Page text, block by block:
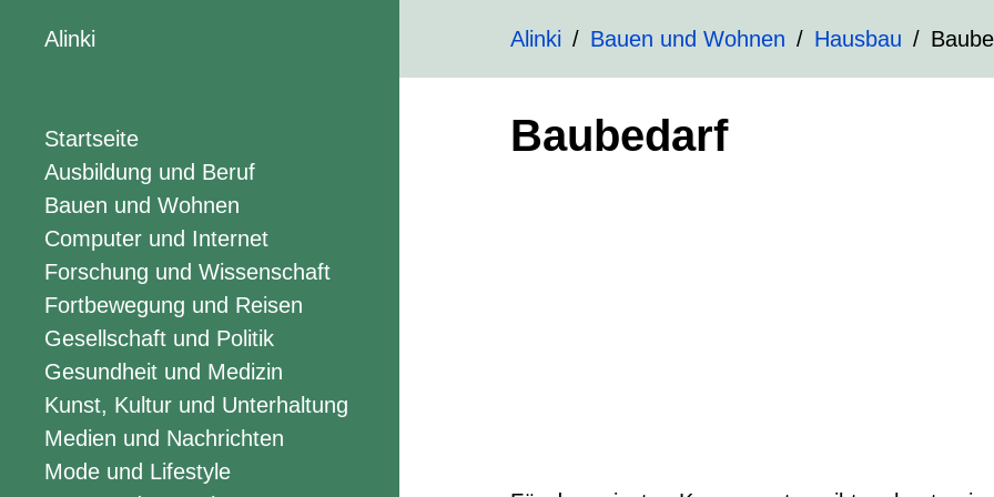
Alinki Alinki Bauen und Wohnen Hausbau
Startseite
Ausbildung und Beruf
Bauen und Wohnen
Computer und Internet
Forschung und Wissenschaft
Fortbewegung und Reisen
Gesellschaft und Politik
Gesundheit und Medizin
Kunst, Kultur und Unterhaltung
Medien und Nachrichten
Mode und Lifestyle
Baubedarf